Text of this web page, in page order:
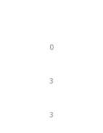
0
3
3